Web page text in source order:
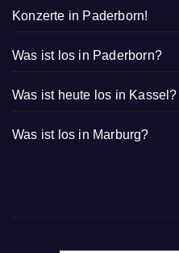
Konzerte in Paderborn!
Was ist los in Paderborn?
Was ist heute los in Kassel?
Was ist los in Marburg?